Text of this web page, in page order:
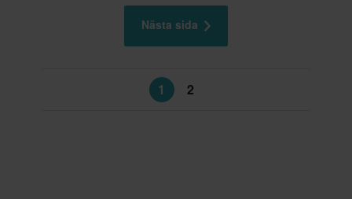
Nästa sida
1 2